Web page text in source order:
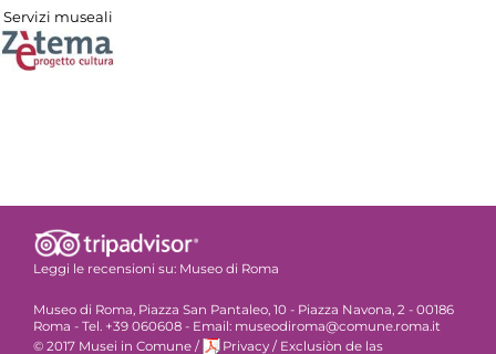
Servizi museali
Leggi le recensioni su: Museo di Roma
Museo di Roma, Piazza San Pantaleo, 10 - Piazza Navona, 2 - 00186
Roma - Tel. +39 060608 - Email: museodiroma@comune.roma.it
© 2017 Musei in Comune / Privacy / Exclusiòn de las